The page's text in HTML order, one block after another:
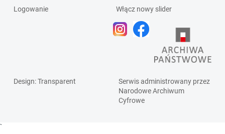
Logowanie
Włącz nowy slider
Design: Transparent
Serwis administrowany przez
Narodowe Archiwum
Cyfrowe
`